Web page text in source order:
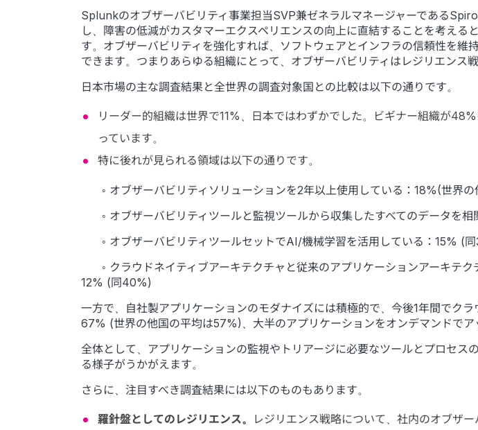
Splunkのオブザーバビリティ事業担当SVP兼ゼネラルマネージャーである
し、障害の低減がカスタマーエクスペリエンスの向上に直結することを考え
す。オブザーバビリティを強化すれば、ソフトウェアとインフラの信頼性を
できます。つまりあらゆる組織にとって、オブザーバビリティはレジリエンス
日本市場の主な調査結果と全世界の調査対象国との比較は以下の通りです。
リーダー的組織は世界で11%、日本ではわずかでした。ビギナー組織が
っています。
特に後れが見られる領域は以下の通りです。
◦ オブザーバビリティソリューションを2年以上使用している：18%(世界の
◦ オブザーバビリティツールと監視ツールから収集したすべてのデータを相
◦ オブザーバビリティツールセットでAI/機械学習を活用している：15% (
◦ クラウドネイティブアーキテクチャと従来のアプリケーションアーキテク
12% (同40%)
一方で、自社製アプリケーションのモダナイズには積極的で、今後1年間でク
67% (世界の他国の平均は57%)、大半のアプリケーションをオンデマンドで
全体として、アプリケーションの監視やトリアージに必要なツールとプロセ
る様子がうかがえます。
さらに、注目すべき調査結果には以下のものもあります。
羅針盤としてのレジリエンス。
レジリエンス戦略について、社内のオブザ